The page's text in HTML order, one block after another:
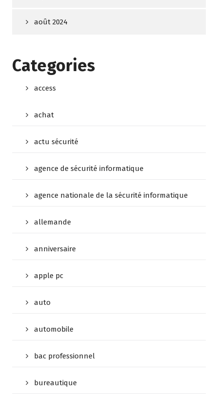
août 2024
Categories
access
achat
actu sécurité
agence de sécurité informatique
agence nationale de la sécurité informatique
allemande
anniversaire
apple pc
auto
automobile
bac professionnel
bureautique